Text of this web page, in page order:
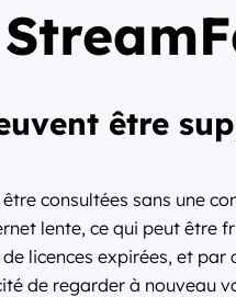
être
consultées sans une
lente, ce qui peut être
licences expirées, et par
de regarder à nouveau